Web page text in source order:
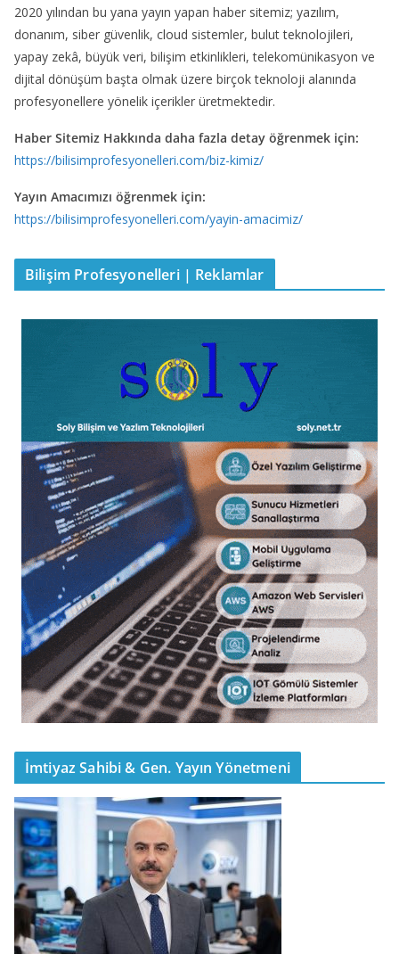
2020 yılından bu yana yayın yapan haber sitemiz; yazılım,
donanım, siber güvenlik, cloud sistemler, bulut teknolojileri,
yapay zekâ, büyük veri, bilişim etkinlikleri, telekomünikasyon ve
dijital dönüşüm başta olmak üzere birçok teknoloji alanında
profesyonellere yönelik içerikler üretmektedir.
Haber Sitemiz Hakkında daha fazla detay öğrenmek için:
https://bilisimprofesyonelleri.com/biz-kimiz/
Yayın Amacımızı öğrenmek için:
https://bilisimprofesyonelleri.com/yayin-amacimiz/
Bilişim Profesyonelleri | Reklamlar
İmtiyaz Sahibi & Gen. Yayın Yönetmeni